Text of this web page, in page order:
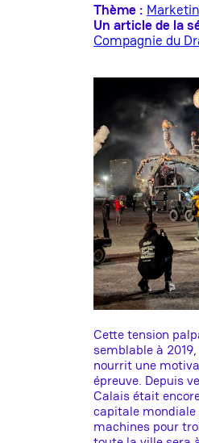
Thème :
Un article de la
Compagnie du
Cette tension
semblable à
nourrit une
épreuve. Depuis
Calais était
capitale mondiale
machines pour